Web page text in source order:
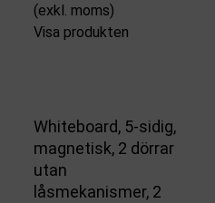
(exkl. moms)
Visa produkten
Whiteboard, 5-sidig,
magnetisk, 2 dörrar
utan
låsmekanismer, 2